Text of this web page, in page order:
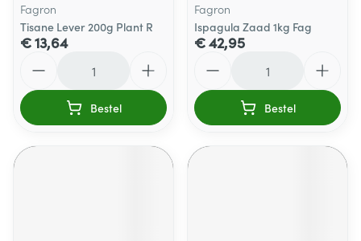
Fagron
Tisane Lever 200g Plant R
€ 13,64
Bestel
Fagron
Ispagula Zaad 1kg Fag
€ 42,95
Bestel